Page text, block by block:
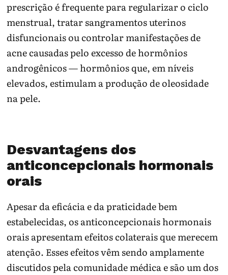
prescrição é frequente para regularizar o ciclo
menstrual, tratar sangramentos uterinos
disfuncionais ou controlar manifestações de
acne causadas pelo excesso de hormônios
androgênicos — hormônios que, em níveis
elevados, estimulam a produção de oleosidade
na pele.
Desvantagens dos
anticoncepcionais hormonais
orais
Apesar da eficácia e da praticidade bem
estabelecidas, os anticoncepcionais hormonais
orais apresentam efeitos colaterais que merecem
atenção. Esses efeitos vêm sendo amplamente
discutidos pela comunidade médica e são um dos